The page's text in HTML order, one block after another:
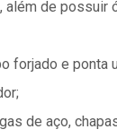
de
forjado e ponta
de aço,